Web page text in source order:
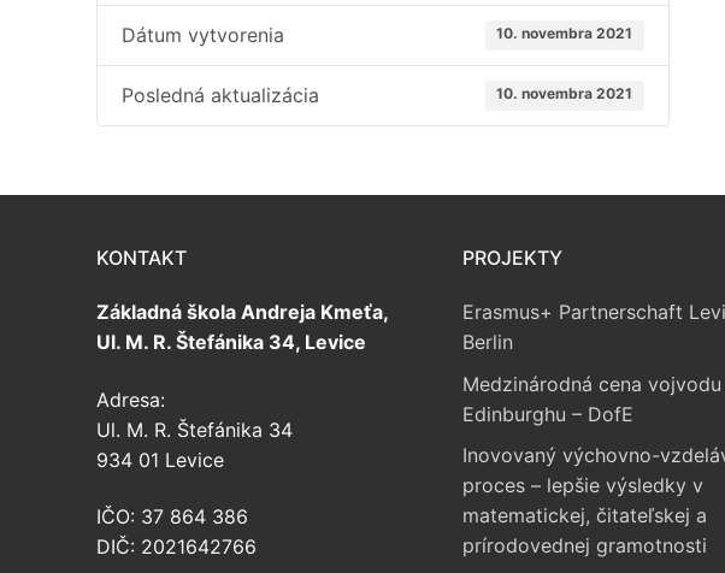
Dátum vytvorenia 10. novembra 2021
Posledná aktualizácia 10. novembra 2021
KONTAKT
Základná škola Andreja Kmeťa,
Ul. M. R. Štefánika 34, Levice
Adresa:
Ul. M. R. Štefánika 34
934 01 Levice
IČO: 37 864 386
DIČ: 2021642766
PROJEKTY
Erasmus+ Partnerschaft
Berlin
Medzinárodná cena
Edinburghu – DofE
Inovovaný výchovno-
proces – lepšie výsledky v
matematickej, čitateľskej a
prírodovednej gramotnosti